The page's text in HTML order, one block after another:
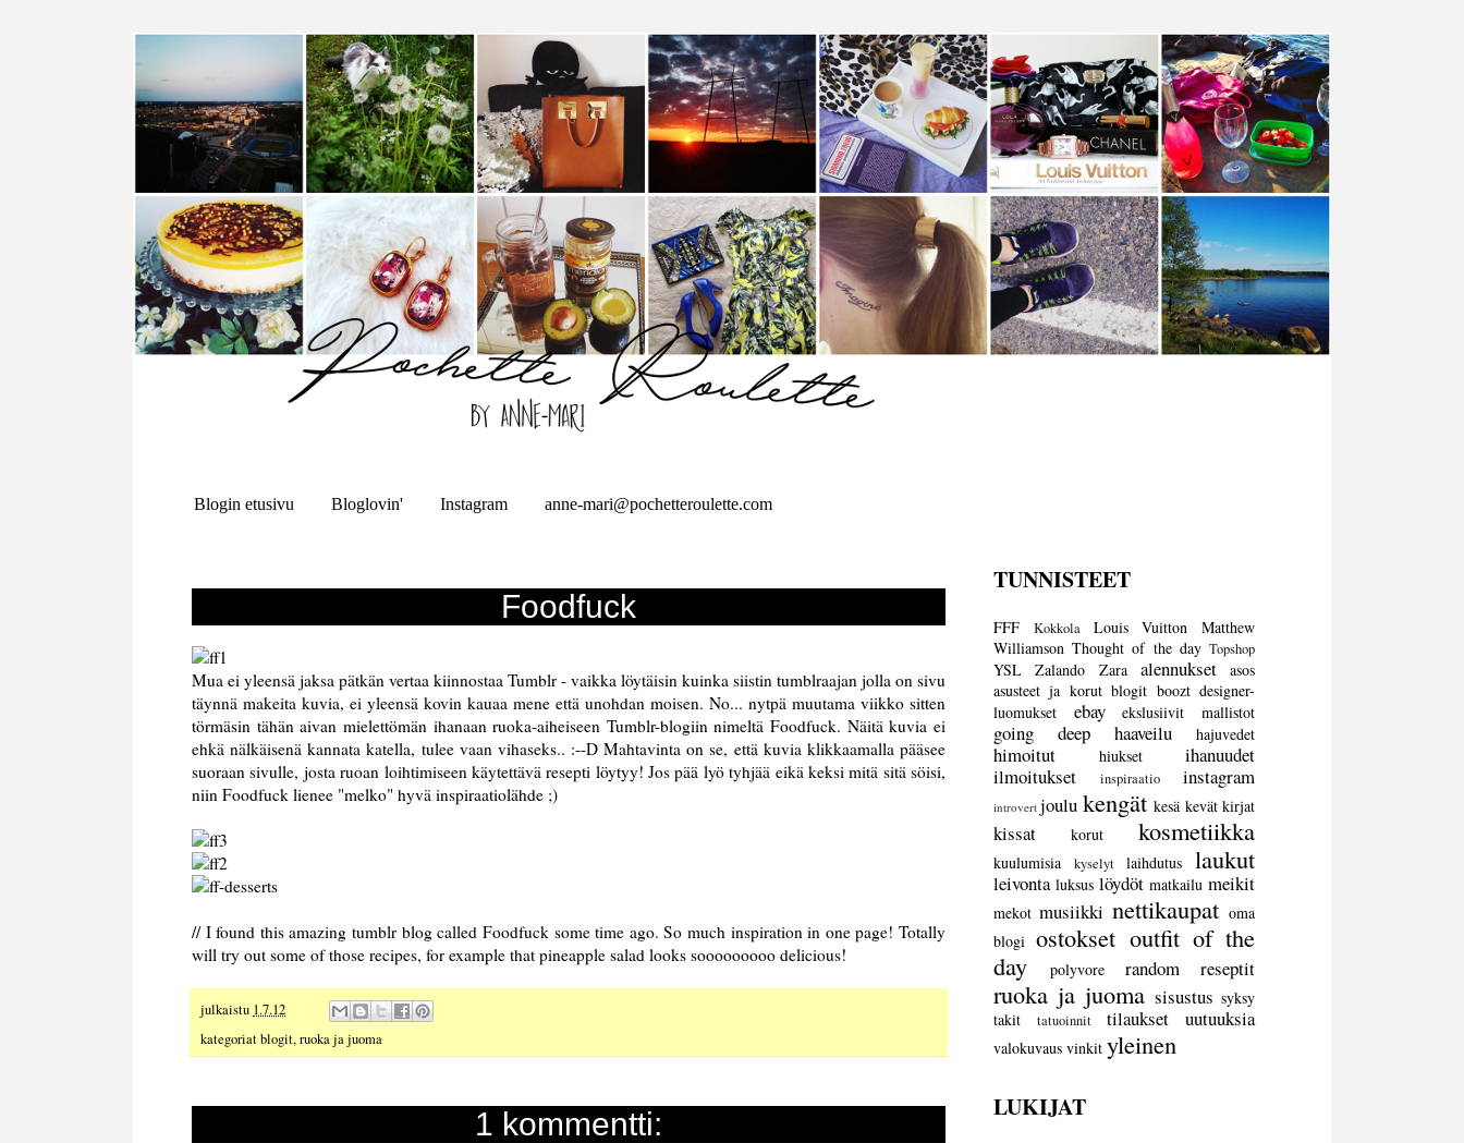
Blogin etusivu Bloglovin' Instagram anne-mari@pochetteroulette.com
Foodfuck
Mua ei yleensä jaksa pätkän vertaa kiinnostaa Tumblr - vaikka löytäisin kuinka siistin tumblraajan jolla on sivu
täynnä makeita kuvia, ei yleensä kovin kauaa mene että unohdan moisen. No... nytpä muutama viikko sitten
törmäsin tähän aivan mielettömän ihanaan ruoka-aiheiseen Tumblr-blogiin nimeltäFoodfuck. Näitä kuvia ei
ehkä nälkäisenä kannata katella, tulee vaan vihaseks.. :--D Mahtavinta on se, että kuvia klikkaamalla pääsee
suoraan sivulle, josta ruoan loihtimiseen käytettävä resepti löytyy! Jos pää lyö tyhjää eikä keksi mitä sitä söisi,
niin Foodfuck lienee "melko" hyvä inspiraatiolähde ;)
// I found this amazing tumblr blog called Foodfuck some time ago. So much inspiration in one page! Totally
will try out some of those recipes, for example that pineapple salad looks sooooooooo delicious!
julkaistu 1.7.12
kategoriatblogit,ruoka ja juoma
1 kommentti:
TUNNISTEET
FFF Kokkola Louis Vuitton
Matthew
Williamson Thought of the day Topshop
YSL Zalando Zara alennukset
asos
asusteet ja korut blogit boozt designer-
luomukset
ebay ekslusiivit mallistot
going deep haaveilu hajuvedet
himoitut hiukset
ihanuudet
ilmoitukset
inspiraatio instagram
introvert joulu kengät kesä kevät kirjat
kissat korut kosmetiikka
kuulumisia kyselyt laihdutus laukut
leivonta luksus löydöt matkailu meikit
mekot musiikki nettikaupat oma
blogi ostokset outfit of the
day
polyvore random reseptit
ruoka ja juoma sisustus syksy
takit
tatuoinnit tilaukset uutuuksia
valokuvaus vinkit yleinen
LUKIJAT